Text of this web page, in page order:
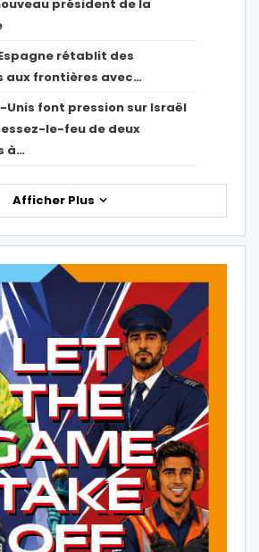
président de la
rétablit des
aux frontières avec…
Unis font pression sur Israël
le-feu de deux
à…
Afficher Plus